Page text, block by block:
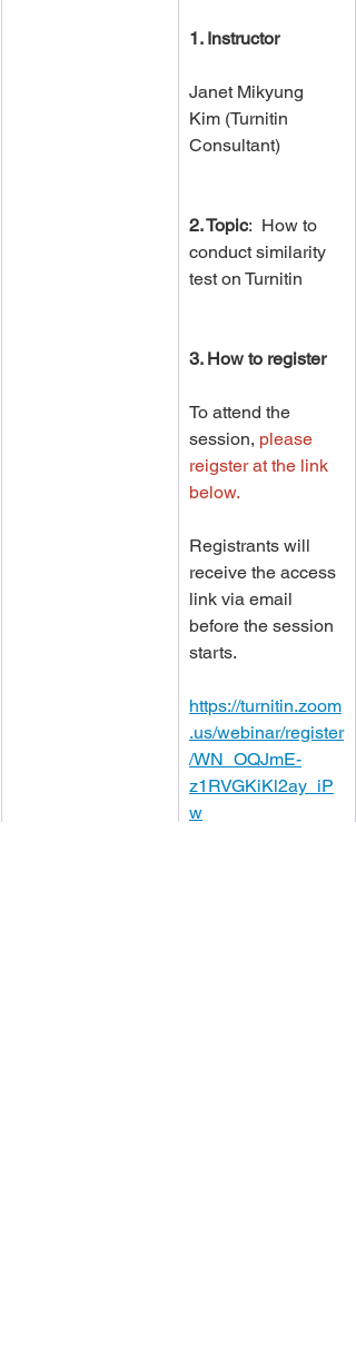
1. Instructor
Janet Mikyung
Kim (Turnitin
Consultant)
2. Topic:  How to
conduct similarity
test on Turnitin
3. How to register
To attend the
session, please
reigster at the link
below.
Registrants will
receive the access
link via email
before the session
starts.
https://turnitin.zoom
.us/webinar/register
/WN_OQJmE-
z1RVGKiKl2ay_iP
w